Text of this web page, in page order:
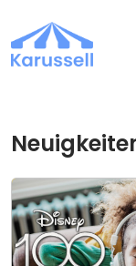
Inhalt
springen